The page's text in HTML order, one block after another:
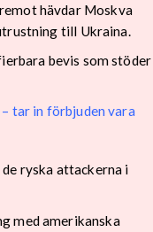
hävdar Moskva
till Ukraina.
bevis som stöder
tar in förbjuden vara
ryska attackerna i
med amerikanska